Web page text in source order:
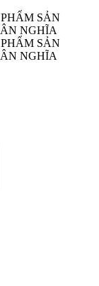
SẢN
NGHĨA
SẢN
NGHĨA